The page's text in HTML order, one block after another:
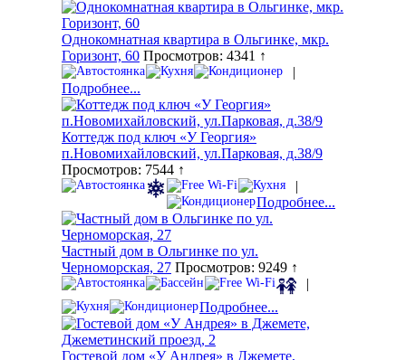
Однокомнатная квартира в Ольгинке, мкр.
Горизонт, 60 Просмотров: 4341 ↑
|
Подробнее...
Коттедж под ключ «У Георгия»
п.Новомихайловский, ул.Парковая, д.38/9
Просмотров: 7544 ↑
|
Подробнее...
Частный дом в Ольгинке по ул.
Черноморская, 27 Просмотров: 9249 ↑
|
Подробнее...
Гостевой дом «У Андрея» в Джемете,